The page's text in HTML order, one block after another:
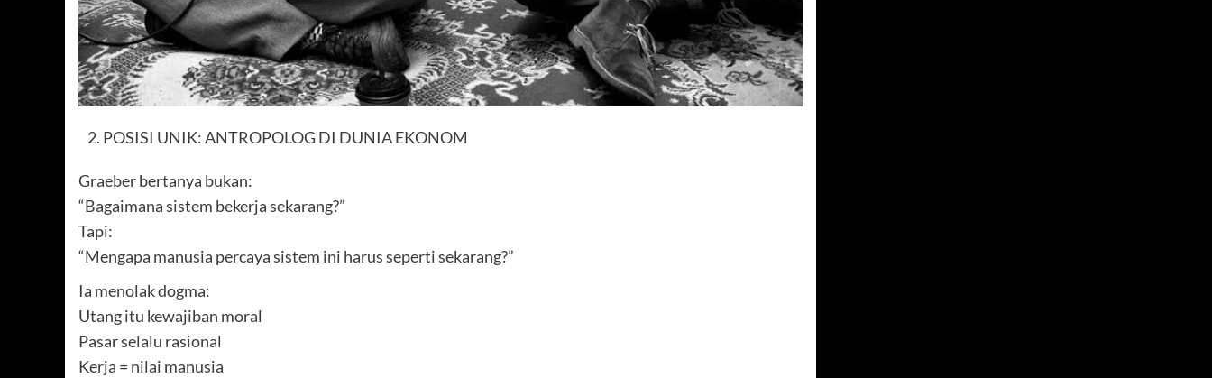
POSISI UNIK: ANTROPOLOG DI DUNIA EKONOM
Graeber bertanya bukan:
“Bagaimana sistem bekerja sekarang?”
Tapi:
“Mengapa manusia percaya sistem ini harus seperti sekarang?”
Ia menolak dogma:
Utang itu kewajiban moral
Pasar selalu rasional
Kerja = nilai manusia